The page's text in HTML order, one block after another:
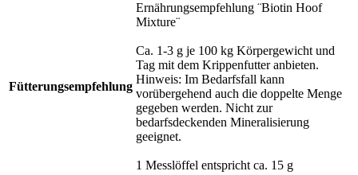
Fütterungsempfehlung
Ernährungsempfehlung ¨Biotin Hoof
Mixture¨
Ca. 1-3 g je 100 kg Körpergewicht und
Tag mit dem Krippenfutter anbieten.
Hinweis: Im Bedarfsfall kann
vorübergehend auch die doppelte Menge
gegeben werden. Nicht zur
bedarfsdeckenden Mineralisierung
geeignet.
1 Messlöffel entspricht ca. 15 g